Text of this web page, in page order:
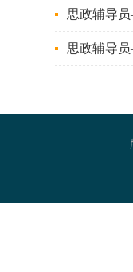
思政辅导
思政辅导